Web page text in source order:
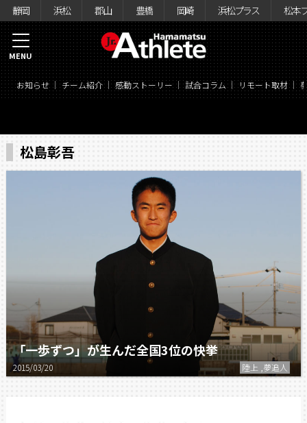
静岡 浜松 郡山 豊橋 岡崎 浜松プラス 松本
お知らせ チーム紹介 感動ストーリー 試合コラム リモート取材
MENU
松島彰吾
「一歩ずつ」が生んだ全国3位の快挙
2015/03/20 陸上 ,夢追人